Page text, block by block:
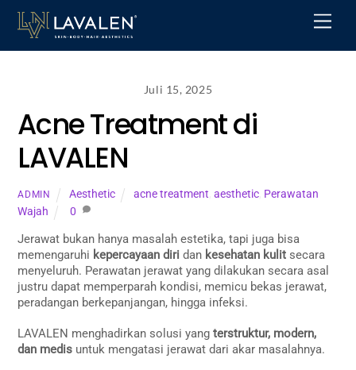
content
Juli 15, 2025
Acne Treatment di
LAVALEN
ADMIN Aesthetic acne treatment aesthetic, Perawatan
Wajah
0
Jerawat bukan hanya masalah estetika, tapi juga bisa
memengaruhi kepercayaan diri dan kesehatan kulit secara
menyeluruh. Perawatan jerawat yang dilakukan secara asal
justru dapat memperparah kondisi, memicu bekas jerawat,
peradangan berkepanjangan, hingga infeksi.
LAVALEN menghadirkan solusi yangterstruktur, modern,
dan medis untuk mengatasi jerawat dari akar masalahnya.